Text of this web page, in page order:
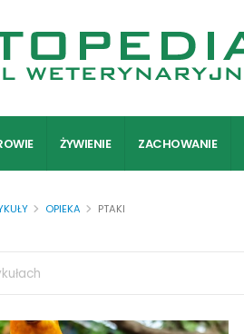
ŻYWIENIE ZACHOWANIE
OPIEKA PTAKI